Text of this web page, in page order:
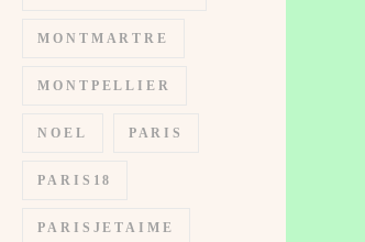
MONTMARTRE
MONTPELLIER
NOEL PARIS
PARIS18
PARISJETAIME